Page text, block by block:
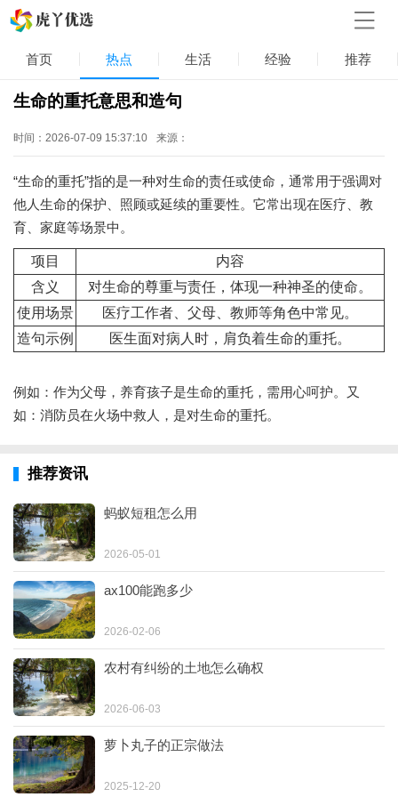
首页 热点 生活 经验 推荐
生命的重托意思和造句
时间：2026-07-09 15:37:10 来源：
“生命的重托”指的是一种对生命的责任或使命，通常用于强调对
他人生命的保护、照顾或延续的重要性。它常出现在医疗、教
育、家庭等场景中。
项目
内容
含义
对生命的尊重与责任，体现一种神圣的使命。
使用场景
医疗工作者、父母、教师等角色中常见。
造句示例
医生面对病人时，肩负着生命的重托。
例如：作为父母，养育孩子是生命的重托，需用心呵护。又
如：消防员在火场中救人，是对生命的重托。
推荐资讯
蚂蚁短租怎么用
2026-05-01
ax100能跑多少
2026-02-06
农村有纠纷的土地怎么确权
2026-06-03
萝卜丸子的正宗做法
2025-12-20